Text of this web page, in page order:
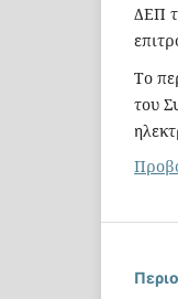
ΔΕΠ
Το
του